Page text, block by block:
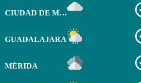
CIUDAD DE MÉXICO
GUADALAJARA
MÉRIDA